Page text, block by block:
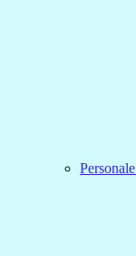
Personale